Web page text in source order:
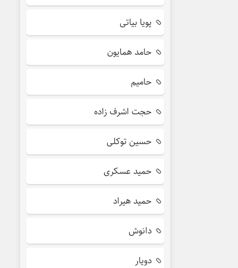
پویا بیاتی
حامد همایون
حامیم
حجت اشرف زاده
حسین توکلی
حمید عسکری
حمید هیراد
دانوش
دویار